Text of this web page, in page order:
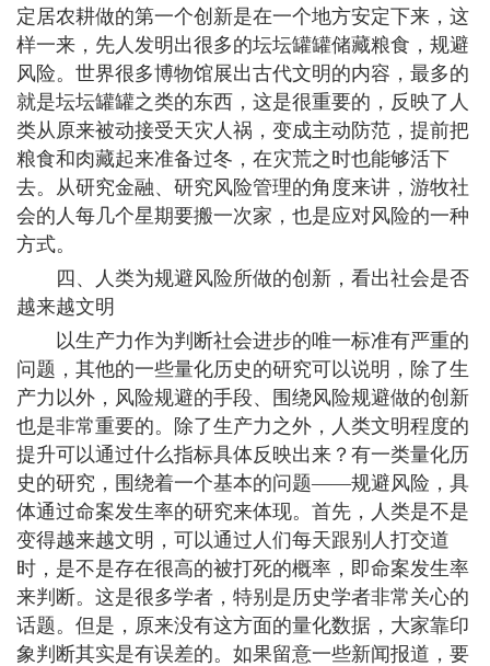
定居农耕做的第一个创新是在一个地方安定下来，这
样一来，先人发明出很多的坛坛罐罐储藏粮食，规避
风险。世界很多博物馆展出古代文明的内容，最多的
就是坛坛罐罐之类的东西，这是很重要的，反映了人
类从原来被动接受天灾人祸，变成主动防范，提前把
粮食和肉藏起来准备过冬，在灾荒之时也能够活下
去。从研究金融、研究风险管理的角度来讲，游牧社
会的人每几个星期要搬一次家，也是应对风险的一种
方式。
四、人类为规避风险所做的创新，看出社会是否
越来越文明
以生产力作为判断社会进步的唯一标准有严重的
问题，其他的一些量化历史的研究可以说明，除了生
产力以外，风险规避的手段、围绕风险规避做的创新
也是非常重要的。除了生产力之外，人类文明程度的
提升可以通过什么指标具体反映出来？有一类量化历
史的研究，围绕着一个基本的问题——规避风险，具
体通过命案发生率的研究来体现。首先，人类是不是
变得越来越文明，可以通过人们每天跟别人打交道
时，是不是存在很高的被打死的概率，即命案发生率
来判断。这是很多学者，特别是历史学者非常关心的
话题。但是，原来没有这方面的量化数据，大家靠印
象判断其实是有误差的。如果留意一些新闻报道，要